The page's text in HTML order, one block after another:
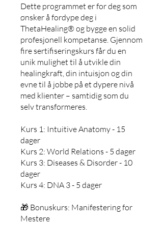
Dette programmet er for deg som
ønsker å fordype deg i
ThetaHealing® og bygge en solid
profesjonell kompetanse. Gjennom
fire sertifiseringskurs får du en
unik mulighet til å utvikle din
healingkraft, din intuisjon og din
evne til å jobbe på et dypere nivå
med klienter – samtidig som du
selv transformeres.
Kurs 1: Intuitive Anatomy - 15
dager
Kurs 2: World Relations - 5 dager
Kurs 3: Diseases & Disorder - 10
dager
Kurs 4: DNA 3 - 5 dager
🎁 Bonuskurs: Manifestering for
Mestere